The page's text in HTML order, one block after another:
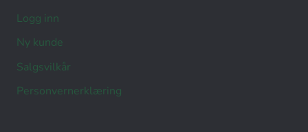
Logg inn
Ny kunde
Salgsvilkår
Personvernerklæring